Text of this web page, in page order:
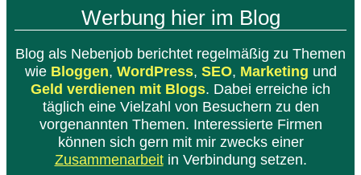
Werbung hier im Blog
Blog als Nebenjob berichtet regelmäßig zu Themen
wie Bloggen, WordPress, SEO, Marketing und
Geld verdienen mit Blogs. Dabei erreiche ich
täglich eine Vielzahl von Besuchern zu den
vorgenannten Themen. Interessierte Firmen
können sich gern mit mir zwecks einer
Zusammenarbeitin Verbindung setzen.